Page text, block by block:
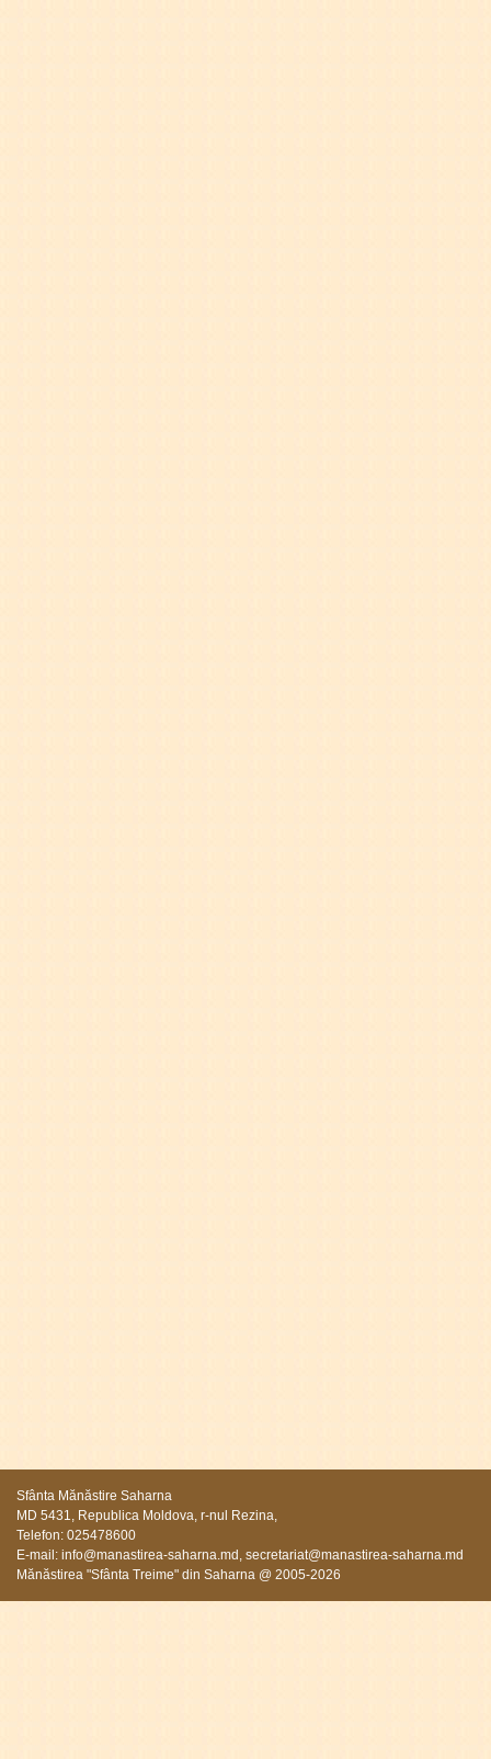
Sfânta Mănăstire Saharna
MD 5431, Republica Moldova, r-nul Rezina,
Telefon: 025478600
E-mail: info@manastirea-saharna.md , secretariat@manastirea-saharna.md
Mănăstirea "Sfânta Treime" din Saharna @ 2005-2026